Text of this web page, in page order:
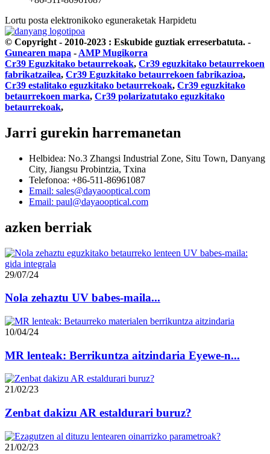
Lortu posta elektronikoko eguneraketak Harpidetu
© Copyright - 2010-2023 : Eskubide guztiak erreserbatuta. -
Gunearen mapa - AMP Mugikorra
Cr39 Eguzkitako betaurrekoak, Cr39 eguzkitako betaurrekoen
fabrikatzailea, Cr39 Eguzkitako betaurrekoen fabrikazioa,
Cr39 estalitako eguzkitako betaurrekoak, Cr39 eguzkitako
betaurrekoen marka, Cr39 polarizatutako eguzkitako
betaurrekoak,
Jarri gurekin harremanetan
Helbidea: No.3 Zhangsi Industrial Zone, Situ Town, Danyang
City, Jiangsu Probintzia, Txina
Telefonoa: +86-511-86961087
Email: sales@dayaooptical.com
Email: paul@dayaooptical.com
azken berriak
29/07/24
Nola zehaztu UV babes-maila...
10/04/24
MR lenteak: Berrikuntza aitzindaria Eyewe-n...
21/02/23
Zenbat dakizu AR estaldurari buruz?
21/02/23